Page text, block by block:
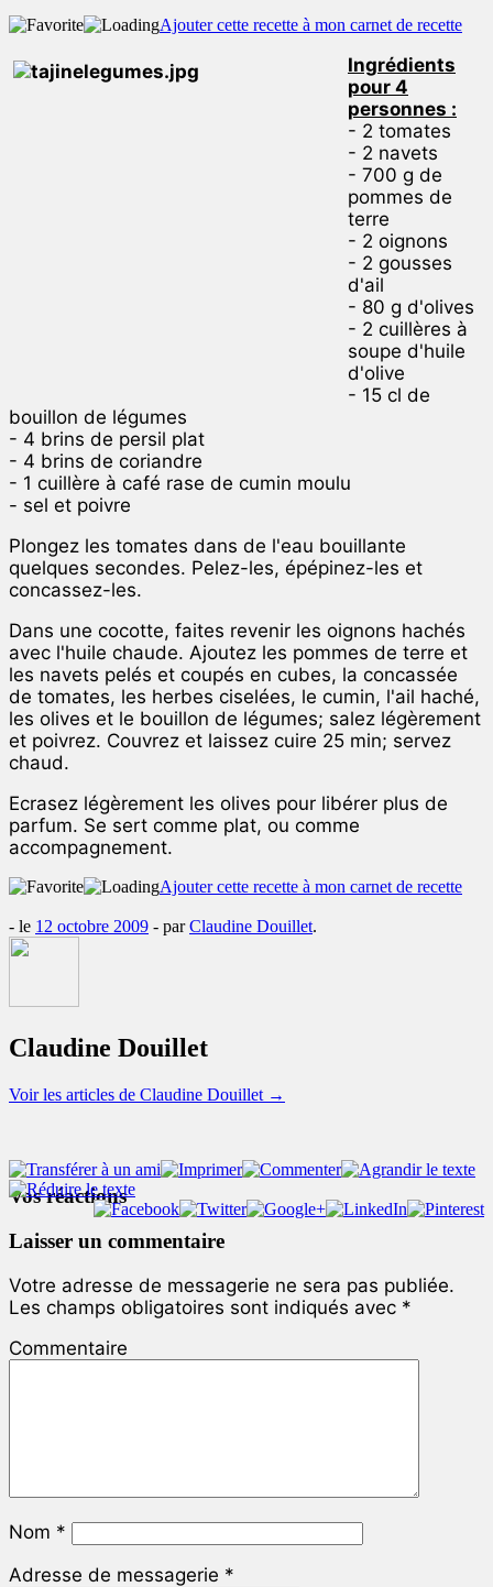
Ajouter cette recette à mon carnet de recette
Ingrédients
pour 4
personnes :
- 2 tomates
- 2 navets
- 700 g de
pommes de
terre
- 2 oignons
- 2 gousses
d'ail
- 80 g d'olives
- 2 cuillères à
soupe d'huile
d'olive
- 15 cl de
bouillon de légumes
- 4 brins de persil plat
- 4 brins de coriandre
- 1 cuillère à café rase de cumin moulu
- sel et poivre
Plongez les tomates dans de l'eau bouillante
quelques secondes. Pelez-les, épépinez-les et
concassez-les.
Dans une cocotte, faites revenir les oignons hachés
avec l'huile chaude. Ajoutez les pommes de terre et
les navets pelés et coupés en cubes, la concassée
de tomates, les herbes ciselées, le cumin, l'ail haché,
les olives et le bouillon de légumes; salez légèrement
et poivrez. Couvrez et laissez cuire 25 min; servez
chaud.
Ecrasez légèrement les olives pour libérer plus de
parfum. Se sert comme plat, ou comme
accompagnement.
Ajouter cette recette à mon carnet de recette
- le 12 octobre 2009 - parClaudine Douillet.
Claudine Douillet
Voir les articles de Claudine Douillet →
Vos réactions
Laisser un commentaire
Votre adresse de messagerie ne sera pas publiée.
Les champs obligatoires sont indiqués avec *
Commentaire
Nom *
Adresse de messagerie *